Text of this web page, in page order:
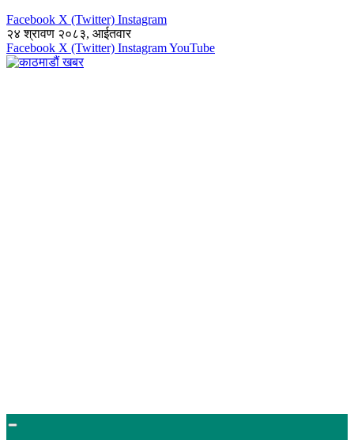
Facebook X (Twitter) Instagram
२४ श्रावण २०८३, आईतवार
Facebook X (Twitter) InstagramYouTube